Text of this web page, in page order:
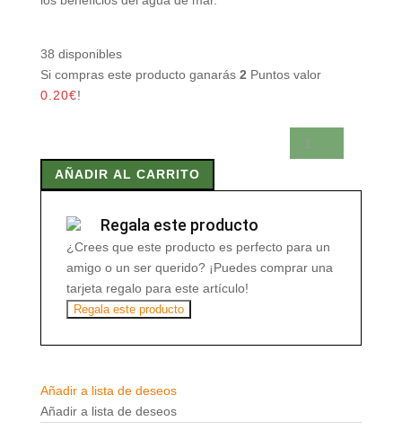
38 disponibles
Si compras este producto ganarás 2 Puntos valor
0.20€!
ISOTONICO
cantidad
AÑADIR AL CARRITO
Regala este producto
¿Crees que este producto es perfecto para un
amigo o un ser querido? ¡Puedes comprar una
tarjeta regalo para este artículo!
Regala este producto
Añadir a lista de deseos
Añadir a lista de deseos